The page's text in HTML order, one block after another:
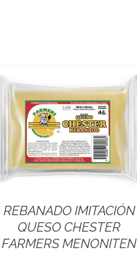
REBANADO IMITACIÓN
QUESO CHESTER
FARMERS MENONITEN